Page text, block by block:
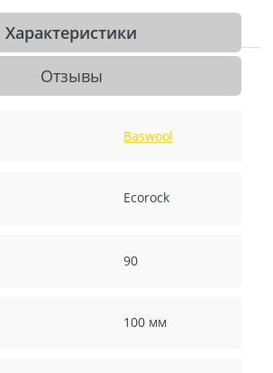
Характеристики
Отзывы
Baswool
Ecorock
90
100 мм